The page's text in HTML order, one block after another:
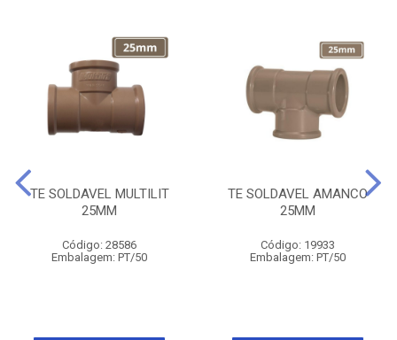
TE SOLDAVEL MULTILIT
25MM
Código: 28586
Embalagem: PT/50
TE SOLDAVEL AMANCO
25MM
Código: 19933
Embalagem: PT/50